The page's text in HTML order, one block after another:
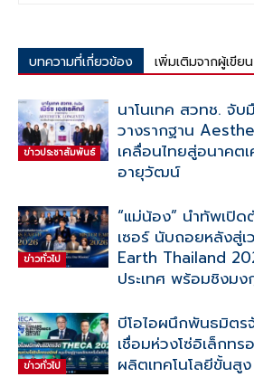
บทความที่เกี่ยวข้อง เพิ่มเติมจากผู้เขียน
ข่าวประชาสัมพันธ์
นาโนเทค สวทช. จับ
วางรากฐาน
เคลื่อนไทยสู่อนาคต
อายุวัฒน์
ข่าวทั่วไป
“แม่น้อง” นำทัพเปิ
เซอร์ นับถอยหลังสู่
Earth Thailand
ประเทศ พร้อมชิงม
ข่าวทั่วไป
บีโอไอผนึกพันธมิต
เชื่อมห่วงโซ่อิเล็กท
ผลิตเทคโนโลยีขั้นสูง